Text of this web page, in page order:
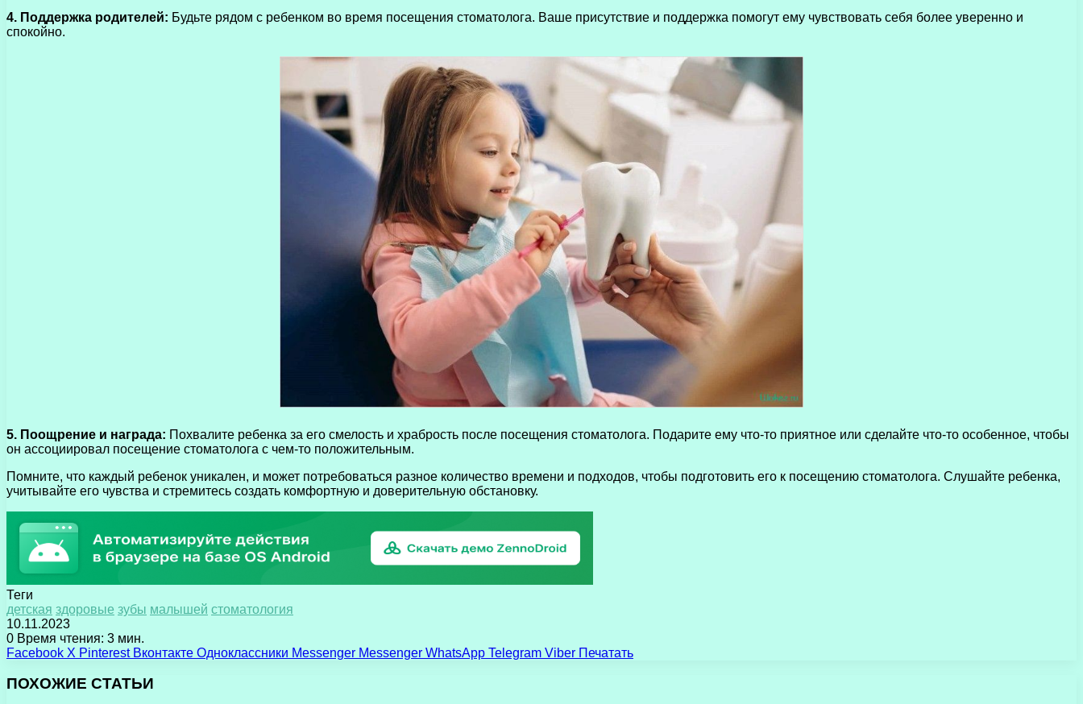
4. Поддержка родителей: Будьте рядом с ребенком во время посещения стоматолога. Ваше присутствие и поддержка помогут ему чувствовать себя более уверенно и
спокойно.
5. Поощрение и награда: Похвалите ребенка за его смелость и храбрость после посещения стоматолога. Подарите ему что-то приятное или сделайте что-то особенное, чтобы
он ассоциировал посещение стоматолога с чем-то положительным.
Помните, что каждый ребенок уникален, и может потребоваться разное количество времени и подходов, чтобы подготовить его к посещению стоматолога. Слушайте ребенка,
учитывайте его чувства и стремитесь создать комфортную и доверительную обстановку.
Теги
детская здоровые зубы малышей стоматология
10.11.2023
0 Время чтения: 3 мин.
Facebook X Pinterest Вконтакте Одноклассники Messenger Messenger WhatsApp Telegram Viber Печатать
ПОХОЖИЕ СТАТЬИ